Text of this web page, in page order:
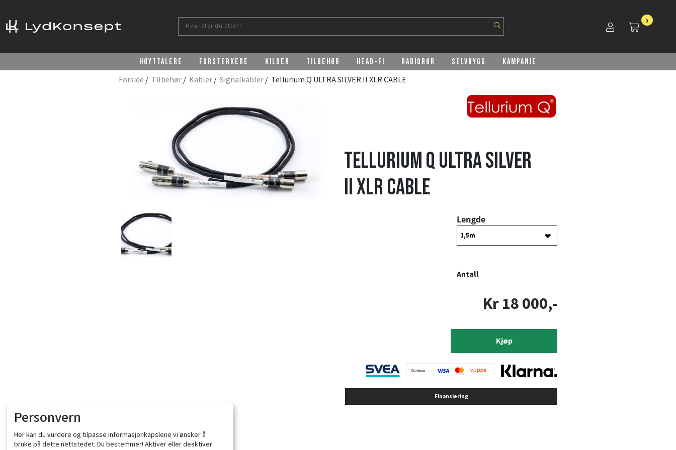
0
Høyttalere Forsterkere Kilder Tilbehør Head-Fi Radiorør Selvbygg Kampanje
Forside / Tilbehør/ Kabler/ Signalkabler/ Tellurium Q ULTRA SILVER II XLR CABLE
Tellurium Q ULTRA SILVER
II XLR CABLE
Lengde
Antall
Kr 18 000,-
Kjøp
Finansiering
Personvern
Her kan du vurdere og tilpasse informasjonkapslene vi ønsker å
bruke på dette nettstedet. Du bestemmer! Aktiver eller deaktiver